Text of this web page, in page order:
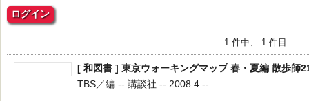
ログイン
1 件中、 1 件目
[ 和図書 ] 東京ウォーキングマップ 春・夏編 散歩師
TBS／編 -- 講談社 -- 2008.4 --